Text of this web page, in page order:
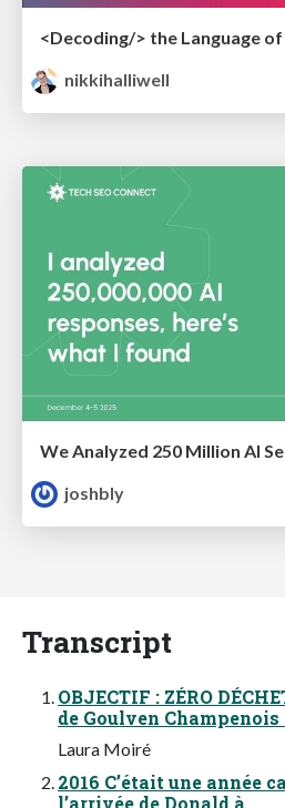
nikkihalliwell
joshbly
Transcript
OBJECTIF : ZÉRO
de Goulven Champenois
Laura Moiré
2016 C’était une année
l’arrivée de Donald à